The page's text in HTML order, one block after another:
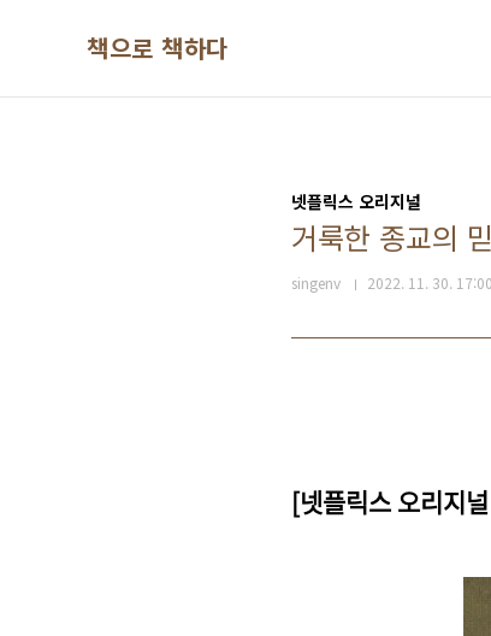
책으로 책하다
넷플릭스 오리지널
거룩한 종교의
singenv 2022. 11. 30. 17:00
[넷플릭스 오리지